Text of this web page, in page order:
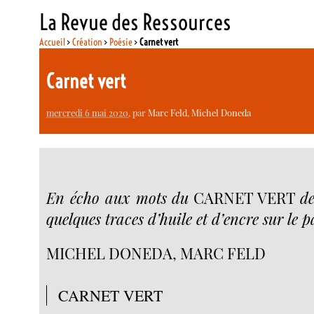
La Revue des Ressources
Accueil>Création > Poésie>Carnet vert
Carnet vert
mercredi 6 mai 2020, parMarc Feld,Michel Doneda
En écho aux mots du CARNET VERT de
quelques traces d’huile et d’encre sur le
MICHEL DONEDA, MARC FELD
CARNET VERT